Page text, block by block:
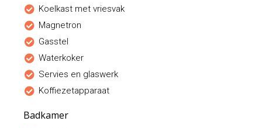
Koelkast met vriesvak
Magnetron
Gasstel
Waterkoker
Servies en glaswerk
Koffiezetapparaat
Badkamer